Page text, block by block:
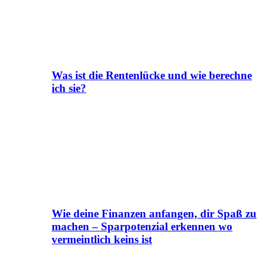
Was ist die Rentenlücke und wie berechne
ich sie?
Wie deine Finanzen anfangen, dir Spaß zu
machen – Sparpotenzial erkennen wo
vermeintlich keins ist